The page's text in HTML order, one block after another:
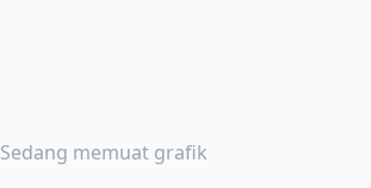
Sedang memuat grafik